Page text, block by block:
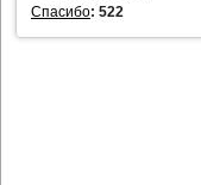
Спасибо: 522